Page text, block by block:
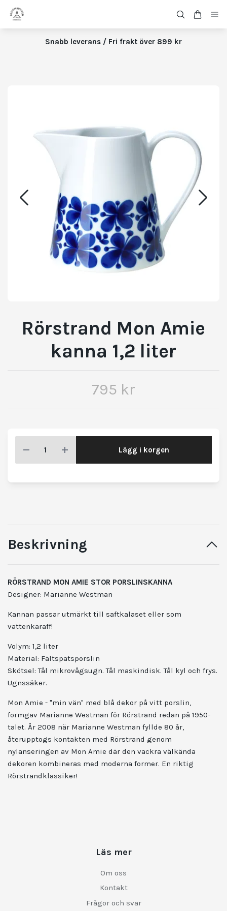
Snabb leverans / Fri frakt över 899 kr
Rörstrand Mon Amie
kanna 1,2 liter
795 kr
Lägg i korgen
Beskrivning
RÖRSTRAND MON AMIE STOR PORSLINSKANNA
Designer: Marianne Westman
Kannan passar utmärkt till saftkalaset eller som
vattenkaraff!
Volym: 1,2 liter
Material: Fältspatsporslin
Skötsel: Tål mikrovågsugn. Tål maskindisk. Tål kyl och frys.
Ugnssäker.
Mon Amie - "min vän" med blå dekor på vitt porslin,
formgav Marianne Westman för Rörstrand redan på 1950-
talet. År 2008 när Marianne Westman fyllde 80 år,
återupptogs kontakten med Rörstrand genom
nylanseringen av Mon Amie där den vackra välkända
dekoren kombineras med moderna former. En riktig
Rörstrandklassiker!
Läs mer
Om oss
Kontakt
Frågor och svar